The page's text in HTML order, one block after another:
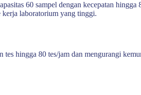
60 sampel dengan kecepatan hingga
kerja laboratorium yang tinggi.
tes hingga 80 tes/jam dan mengurangi